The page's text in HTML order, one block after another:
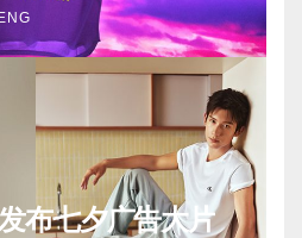
布七夕广告大片